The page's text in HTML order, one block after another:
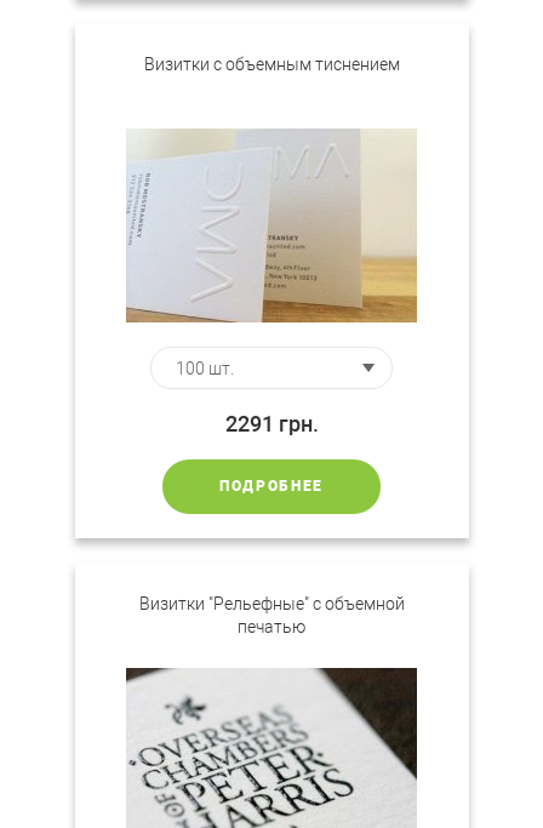
Визитки с объемным тиснением
2291 грн.
ПОДРОБНЕЕ
Визитки "Рельефные" с объемной
печатью